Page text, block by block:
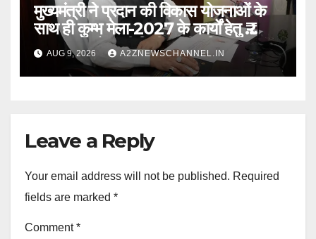
मुख्यमंत्री ने प्रदान की विकास योजनाओं के
साथ ही कुम्भ मेला-2027 के कार्यों हेतु ₹
80.96 करोड़ की वित्तीय स्वीकृति
AUG 9, 2026 A2ZNEWSCHANNEL.IN
Leave a Reply
Your email address will not be published. Required
fields are marked *
Comment*